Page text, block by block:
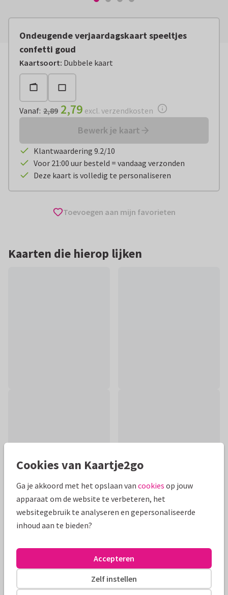
Ondeugende verjaardagskaart speeltjes
confetti goud
Kaartsoort: Dubbele kaart
Vanaf:€ 2,79 excl. verzendkosten
Vanaf: 2,89 2,79 excl. verzendkosten
Bewerk je kaart
Klantwaardering 9.2/10
Voor 21:00 uur besteld = vandaag verzonden
Deze kaart is volledig te personaliseren
Toevoegen aan mijn favorieten
Kaarten die hierop lijken
Productinformatie
Trendy verjaardagskaart feestelijke elementen zoals
confetti en goud met ondeugende boodschap en foto op
binnenzijde. Pas naar wens aan
Cookies van Kaartje2go
Ga je akkoord met het opslaan van cookies op jouw
apparaat om de website te verbeteren, het
websitegebruik te analyseren en gepersonaliseerde
inhoud aan te bieden?
Zelf instellen
Accepteren